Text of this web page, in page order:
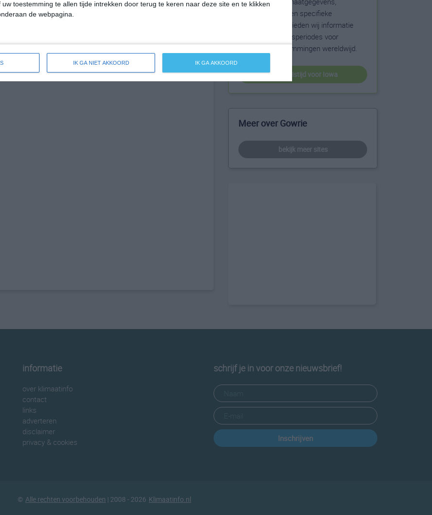
toestemming te allen tijde intrekken door terug te keren naar deze site en te klikken
de webpagina.
IK GA NIET AKKOORD IK GA AKKOORD
16:00
weersverwachting voor Gowrie
weersextremen en specifieke
weerinformatie bieden wij informatie
over de beste reisperiodes voor
duizenden bestemmingen wereldwijd.
beste reistijd voor Iowa
Meer over Gowrie
bekijk meer sites
informatie
over klimaatinfo
contact
links
adverteren
disclaimer
privacy & cookies
schrijf je in voor onze nieuwsbrief!
Inschrijven
© Alle rechten voorbehouden | 2008 - 2026 Klimaatinfo.nl